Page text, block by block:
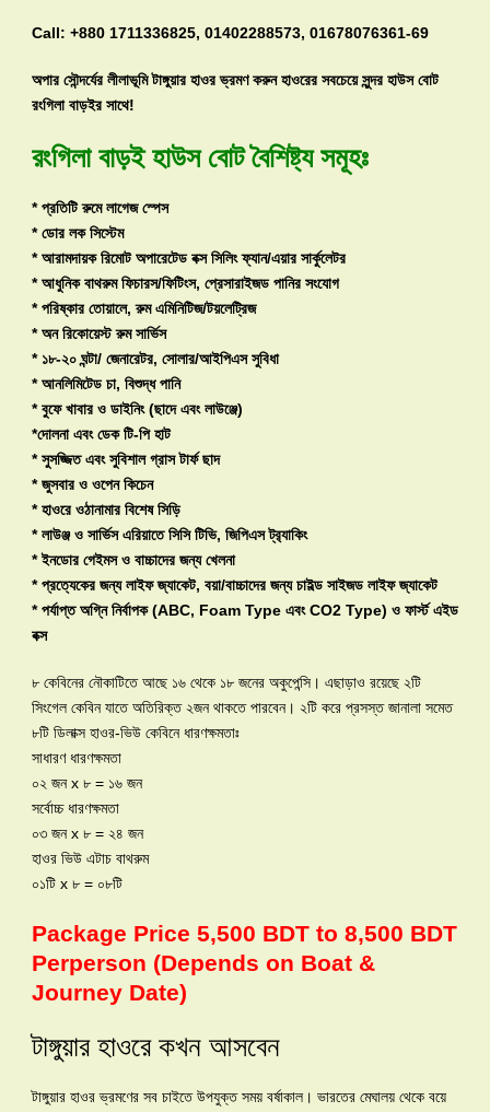
Call: +880 1711336825, 01402288573, 01678076361-69
অপার সৌন্দর্যের লীলাভূমি টাঙ্গুয়ার হাওর ভ্রমণ করুন হাওরের সবচেয়ে সুন্দর হাউস বোট
রংগিলা বাড়ইর সাথে!
রংগিলা বাড়ইহাউস বোটবৈশিষ্ট্য সমূহঃ
* প্রতিটি রুমে লাগেজ স্পেস
* ডোর লক সিস্টেম
* আরামদায়ক রিমোট অপারেটেড বক্স সিলিং ফ্যান/এয়ার সার্কুলেটর
* আধুনিক বাথরুম ফিচারস/ফিটিংস, প্রেসারাইজড পানির সংযোগ
* পরিষ্কার তোয়ালে, রুম এমিনিটিজ/টয়লেট্রিজ
* অন রিকোয়েস্ট রুম সার্ভিস
* ১৮-২০ ঘন্টা/ জেনারেটর, সোলার/আইপিএস সুবিধা
* আনলিমিটেড চা, বিশুদ্ধ পানি
* বুফে খাবার ও ডাইনিং (ছাদে এবং লাউঞ্জে)
*দোলনা এবং ডেক টি-পি হাট
* সুসজ্জিত এবং সুবিশাল গ্রাস টার্ফ ছাদ
* জুসবার ও ওপেন কিচেন
* হাওরে ওঠানামার বিশেষ সিড়ি
* লাউঞ্জ ও সার্ভিস এরিয়াতে সিসি টিভি, জিপিএস ট্র‍্যাকিং
* ইনডোর গেইমস ও বাচ্চাদের জন্য খেলনা
* প্রত্যেকের জন্য লাইফ জ্যাকেট, বয়া/বাচ্চাদের জন্য চাইল্ড সাইজড লাইফ জ্যাকেট
* পর্যাপ্ত অগ্নি নির্বাপক (ABC, Foam Type এবং CO2 Type) ও ফার্স্ট এইড
বক্স
৮ কেবিনের নৌকাটিতে আছে ১৬ থেকে ১৮ জনের অকুপেন্সি। এছাড়াও রয়েছে ২টি
সিংগেল কেবিন যাতে অতিরিক্ত ২জন থাকতে পারবেন। ২টি করে প্রসস্ত জানালা সমেত
৮টি ডিলাক্স হাওর-ভিউ কেবিনে ধারণক্ষমতাঃ
সাধারণ ধারণক্ষমতা
০২ জন x ৮ = ১৬ জন
সর্বোচ্চ ধারণক্ষমতা
০৩ জন x ৮ = ২৪ জন
হাওর ভিউ এটাচ বাথরুম
০১টি x ৮ = ০৮টি
Package Price 5,500 BDT to 8,500 BDT
Perperson (Depends on Boat &
Journey Date)
টাঙ্গুয়ার হাওরে কখন আসবেন
টাঙ্গুয়ার হাওর ভ্রমণের সব চাইতে উপযুক্ত সময় বর্ষাকাল। ভারতের মেঘালয় থেকে বয়ে